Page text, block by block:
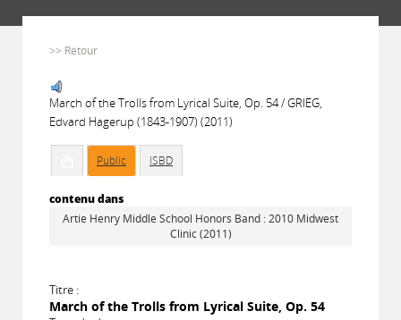
>> Retour
March of the Trolls from Lyrical Suite, Op. 54 / GRIEG,
Edvard Hagerup (1843-1907) (2011)
Public ISBD
contenu dans
Artie Henry Middle School Honors Band : 2010 Midwest
Clinic (2011)
Titre :
March of the Trolls from Lyrical Suite, Op. 54